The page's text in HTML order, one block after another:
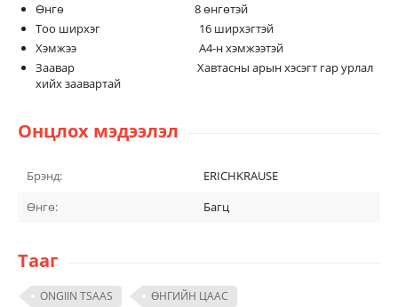
Өнгө 8 өнгөтэй
Тоо ширхэг 16 ширхэгтэй
Хэмжээ А4-н хэмжээтэй
Заавар Хавтасны арын хэсэгт гар урлал
хийх заавартай
Онцлох мэдээлэл
Брэнд:
ERICHKRAUSE
Өнгө:
Багц
Тааг
ONGIIN TSAAS ӨНГИЙН ЦААС